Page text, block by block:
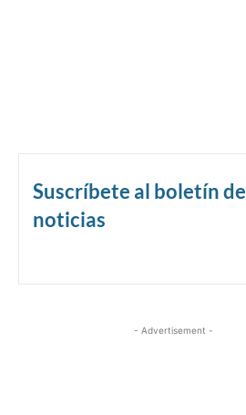
Suscríbete al boletín de
noticias
- Advertisement -